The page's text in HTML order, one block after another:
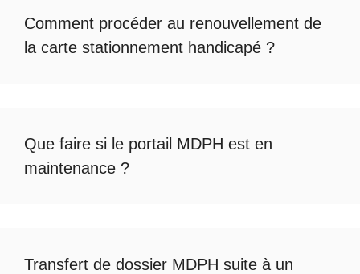
Comment procéder au renouvellement de
la carte stationnement handicapé ?
Que faire si le portail MDPH est en
maintenance ?
Transfert de dossier MDPH suite à un